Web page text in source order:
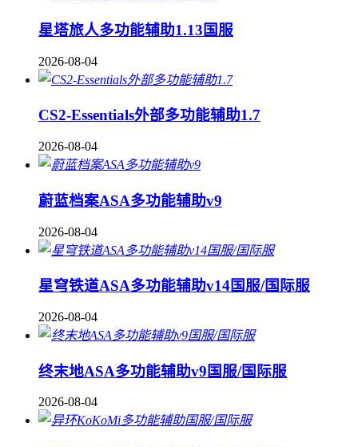
星塔旅人多功能辅助1.13国服
2026-08-04
CS2-Essentials外部多功能辅助1.7
2026-08-04
蔚蓝档案ASA多功能辅助v9
2026-08-04
星穹铁道ASA多功能辅助v14国服/国际服
2026-08-04
终末地ASA多功能辅助v9国服/国际服
2026-08-04